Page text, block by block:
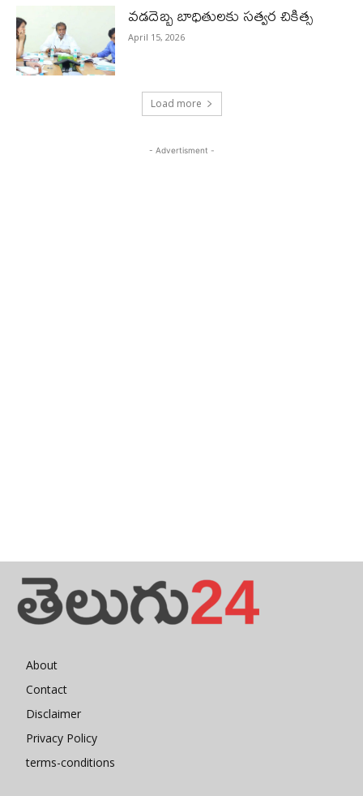
వడదెబ్బ బాధితులకు సత్వర చికిత్స
April 15, 2026
Load more
- Advertisment -
About
Contact
Disclaimer
Privacy Policy
terms-conditions